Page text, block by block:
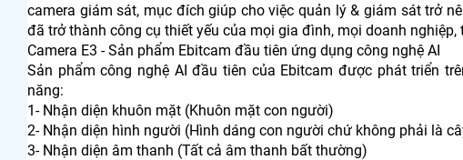
camera giám sát, mục đích giúp cho việc quản lý & giám sát trở
đã trở thành công cụ thiết yếu của mọi gia đình, mọi doanh
Camera E3 - Sản phẩm Ebitcam đầu tiên ứng dụng công nghệ AI
Sản phẩm công nghệ AI đầu tiên của Ebitcam được phát triển
năng:
1- Nhận diện khuôn mặt (Khuôn mặt con người)
2- Nhận diện hình người (Hình dáng con người chứ không phải là
3- Nhận diện âm thanh (Tất cả âm thanh bất thường)